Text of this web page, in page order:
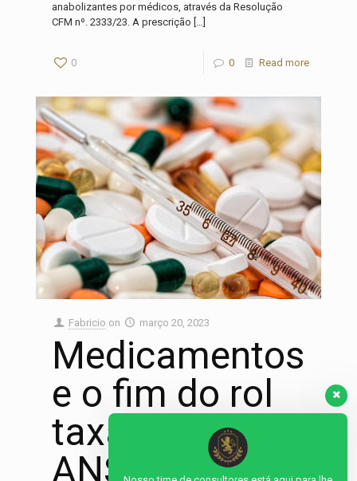
anabolizantes por médicos, através da Resolução
CFM nº. 2333/23. A prescrição […]
0 0 Read more
Fabricio on março 20, 2023
Medicamentos
e o fim do rol
taxativo da
ANS